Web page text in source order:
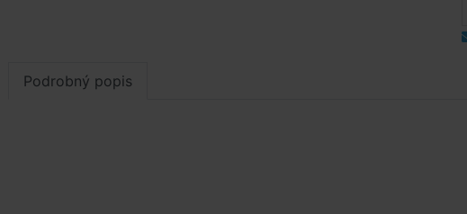
Podrobný popis